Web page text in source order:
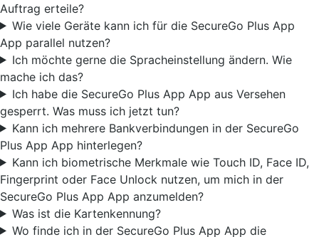
Auftrag erteile?
Wie viele Geräte kann ich für die SecureGo Plus App
App parallel nutzen?
Ich möchte gerne die Spracheinstellung ändern. Wie
mache ich das?
Ich habe die SecureGo Plus App App aus Versehen
gesperrt. Was muss ich jetzt tun?
Kann ich mehrere Bankverbindungen in der SecureGo
Plus App App hinterlegen?
Kann ich biometrische Merkmale wie Touch ID, Face ID,
Fingerprint oder Face Unlock nutzen, um mich in der
SecureGo Plus App App anzumelden?
Was ist die Kartenkennung?
Wo finde ich in der SecureGo Plus App App die